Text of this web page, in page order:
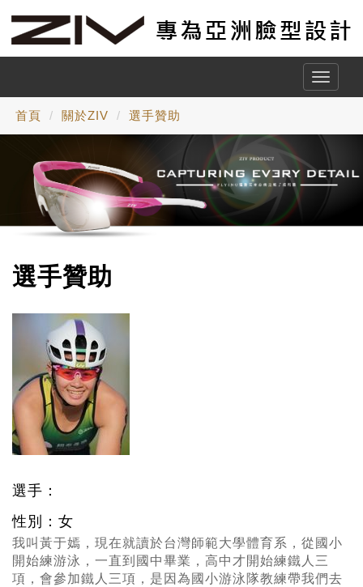
Toggle
首頁 關於ZIV 選手贊助
選手贊助
選手：
性別：女
我叫黃于嫣，現在就讀於台灣師範大學體育系，從國小
開始練游泳，一直到國中畢業，高中才開始練鐵人三
項，會參加鐵人三項，是因為國小游泳隊教練帶我們去